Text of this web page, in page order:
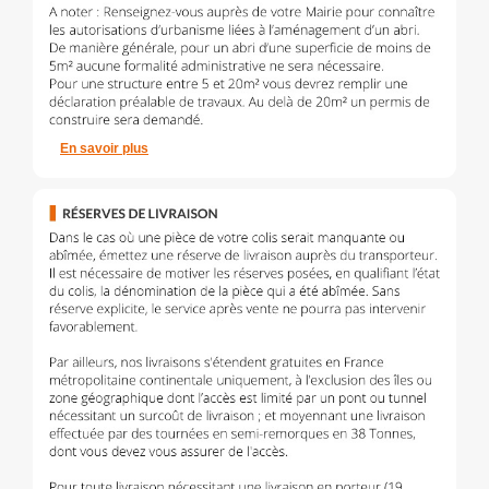
En savoir plus